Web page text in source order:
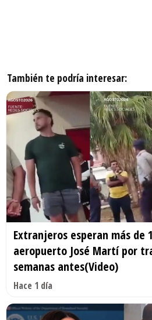
También te podría interesar:
Extranjeros esperan más de
aeropuerto José Martí por
semanas antes(Video)
Hace 1 día